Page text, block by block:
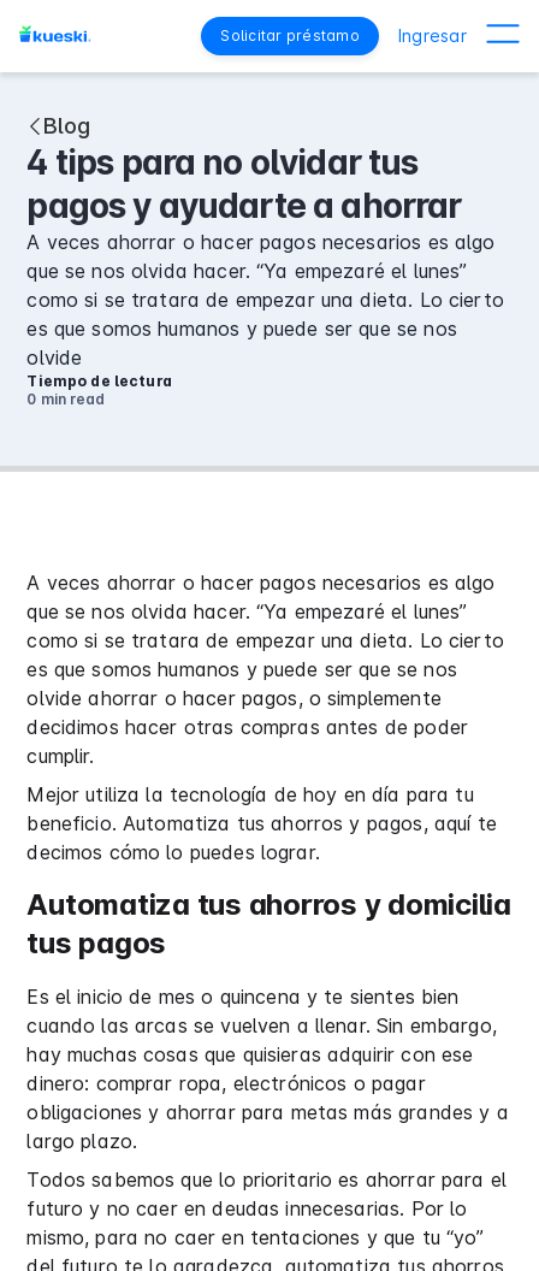
Solicitar préstamo Ingresar
Blog
4 tips para no olvidar tus
pagos y ayudarte a ahorrar
A veces ahorrar o hacer pagos necesarios es algo
que se nos olvida hacer. “Ya empezaré el lunes”
como si se tratara de empezar una dieta. Lo cierto
es que somos humanos y puede ser que se nos
olvide
Tiempo de lectura
0 minread
A veces ahorrar o hacer pagos necesarios es algo
que se nos olvida hacer. “Ya empezaré el lunes”
como si se tratara de empezar una dieta. Lo cierto
es que somos humanos y puede ser que se nos
olvide ahorrar o hacer pagos, o simplemente
decidimos hacer otras compras antes de poder
cumplir.
Mejor utiliza la tecnología de hoy en día para tu
beneficio. Automatiza tus ahorros y pagos, aquí te
decimos cómo lo puedes lograr.
Automatiza tus ahorros y domicilia
tus pagos
Es el inicio de mes o quincena y te sientes bien
cuando las arcas se vuelven a llenar. Sin embargo,
hay muchas cosas que quisieras adquirir con ese
dinero: comprar ropa, electrónicos o pagar
obligaciones y ahorrar para metas más grandes y a
largo plazo.
Todos sabemos que lo prioritario es ahorrar para el
futuro y no caer en deudas innecesarias. Por lo
mismo, para no caer en tentaciones y que tu “yo”